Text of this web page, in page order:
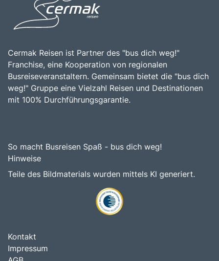
macht dieses Ziel zu einem unvergesslichen Erlebnis für
alle, die die Vielfalt Südtirols erkunden möchten.
möchten.
Cermak Reisen ist Partner des "bus dich weg!"
Franchise, eine Kooperation von regionalen
Busreiseveranstaltern. Gemeinsam bietet die "bus dich
weg!" Gruppe eine Vielzahl Reisen und Destinationen
mit 100% Durchführungsgarantie.
So macht Busreisen Spaß - bus dich weg!
Hinweise
Teile des Bildmaterials wurden mittels KI generiert.
Kontakt
Impressum